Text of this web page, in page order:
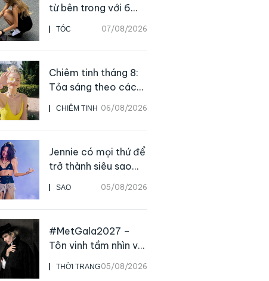
TÓC 07/08/2026
từ bên trong với 6
thực phẩm giàu
dưỡng chất
CHIÊM TINH 06/08/2026
Chiêm tinh tháng 8:
Tỏa sáng theo cách
của chính mình
SAO 05/08/2026
Jennie có mọi thứ để
trở thành siêu sao
live
THỜI TRANG05/08/2026
#MetGala2027 –
Tôn vinh tầm nhìn và
sức ảnh hưởng sâu
rộng của NTK John